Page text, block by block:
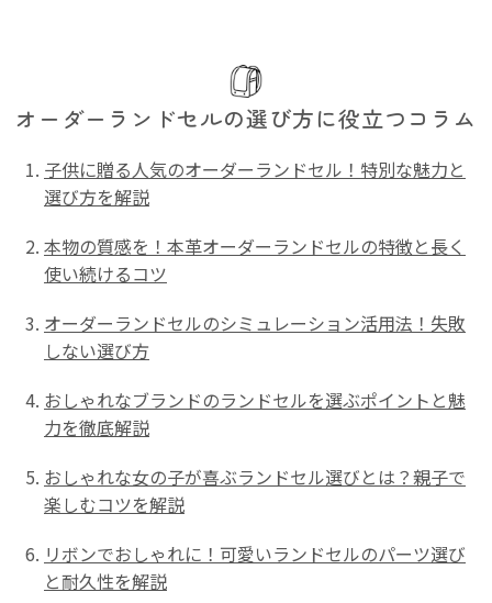
オーダーランドセルの選び方に役立つコラム
子供に贈る人気のオーダーランドセル！特別な魅力と
選び方を解説
本物の質感を！本革オーダーランドセルの特徴と長く
使い続けるコツ
オーダーランドセルのシミュレーション活用法！失敗
しない選び方
おしゃれなブランドのランドセルを選ぶポイントと魅
力を徹底解説
おしゃれな女の子が喜ぶランドセル選びとは？親子で
楽しむコツを解説
リボンでおしゃれに！可愛いランドセルのパーツ選び
と耐久性を解説